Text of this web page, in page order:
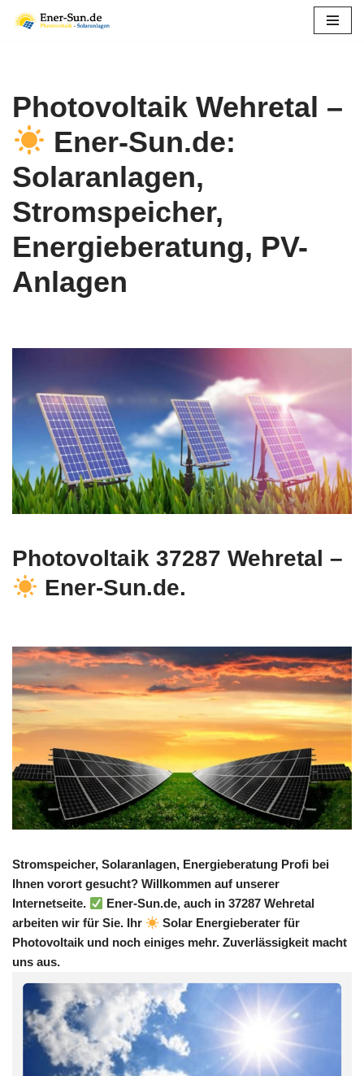
Photovoltaik Wehretal –
Ener-Sun.de:
Solaranlagen,
Stromspeicher,
Energieberatung, PV-
Anlagen
Photovoltaik 37287 Wehretal –
Ener-Sun.de.
Stromspeicher, Solaranlagen, Energieberatung Profi bei
Ihnen vorort gesucht? Willkommen auf unserer
Internetseite.
Ener-Sun.de, auch in 37287 Wehretal
arbeiten wir für Sie. Ihr
Solar Energieberater für
Photovoltaik und noch einiges mehr. Zuverlässigkeit macht
uns aus.